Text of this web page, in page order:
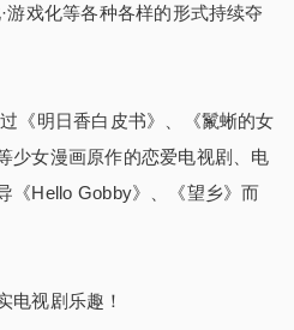
游戏化等各种各样的形式持续夺
《明日香白皮书》、《鬣蜥的女
少女漫画原作的恋爱电视剧、电
《Hello Gobby》、《望乡》而
电视剧乐趣！